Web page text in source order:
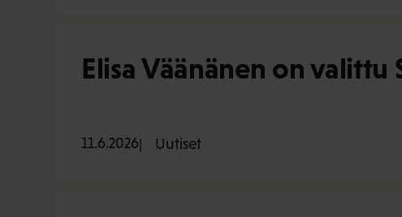
Elisa Väänänen on
11.6.2026 Uutiset